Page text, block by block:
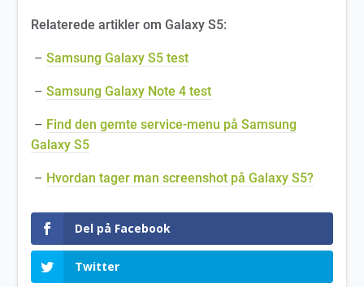
Relaterede artikler om Galaxy S5:
–Samsung Galaxy S5 test
–Samsung Galaxy Note 4 test
– Find den gemte service-menu på Samsung
Galaxy S5
– Hvordan tager man screenshot på Galaxy S5?
Del på Facebook
Twitter